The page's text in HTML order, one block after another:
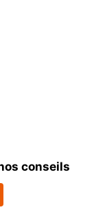
conseils